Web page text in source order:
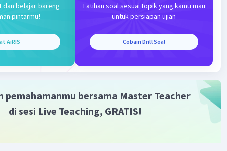
Iklan
= 1/2 . a. t = 1/2*4*4 = 8
= 16+8 = 24
·0.0 Balas
dan belajar bareng
pintarmu!
AiRIS
Latihan soal sesuai topik yang kamu mau
untuk persiapan ujian
Cobain Drill Soal
pemahamanmu bersama Master Teacher
di sesi Live Teaching, GRATIS!